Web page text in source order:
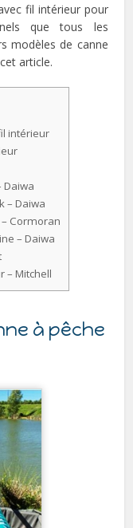
fil intérieur pour
que tous les
modèles de canne
article.
intérieur
Daiwa
– Daiwa
Cormoran
– Daiwa
– Mitchell
à pêche